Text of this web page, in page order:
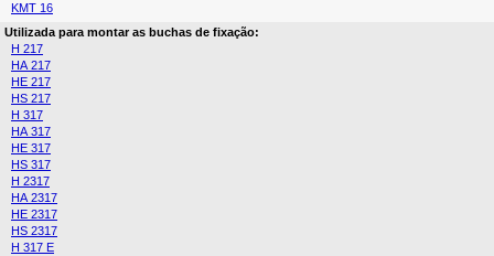
KMT 16
Utilizada para montar as buchas de fixação:
H 217
HA 217
HE 217
HS 217
H 317
HA 317
HE 317
HS 317
H 2317
HA 2317
HE 2317
HS 2317
H 317 E